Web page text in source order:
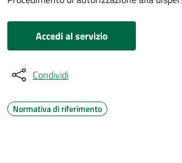
Accedi al servizio
Condividi
Normativa di riferimento